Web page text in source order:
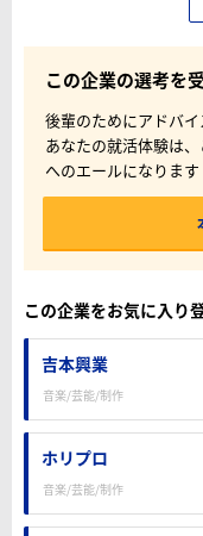
この企業の選考を
後輩のためにアドバ
あなたの就活体験は
へのエールになります
この企業をお気に入り
吉本興業
音楽/芸能/制作
ホリプロ
音楽/芸能/制作